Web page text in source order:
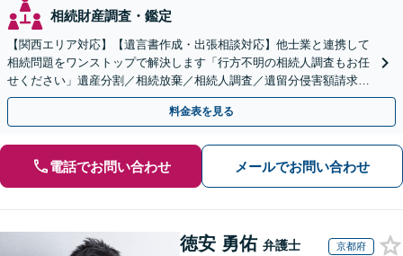
相続財産調査・鑑定
【関西エリア対応】【遺言書作成・出張相談対応】他士業と連携して
相続問題をワンストップで解決します「行方不明の相続人調査もお任
せください」遺産分割／相続放棄／相続人調査／遺留分侵害額請求／
登記など【休日・夜間面談可】【分割払い対応】
料金表を見る
電話でお問い合わせ メールでお問い合わせ
徳安 勇佑 弁護士 京都府